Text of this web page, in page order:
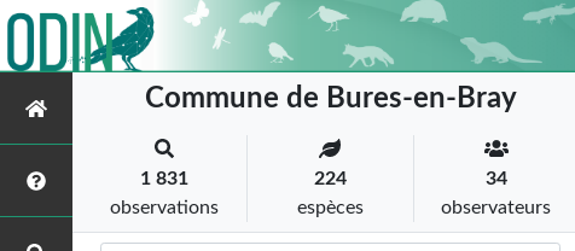
Commune de Bures-en-Bray
1 831
observations
224
espèces
34
observateurs